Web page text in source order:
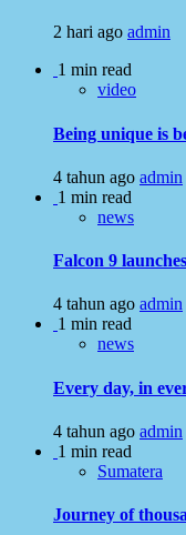
2 hari ago admin
1 min read
video
Being unique is
4 tahun ago admin
1 min read
news
Falcon 9
4 tahun ago admin
1 min read
news
Every day, in
4 tahun ago admin
1 min read
Sumatera
Journey of